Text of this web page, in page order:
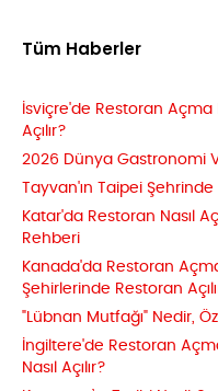
Tüm Haberler
İsviçre'de Restoran Açma
Açılır?
2026 Dünya Gastronomi
Tayvan'ın Taipei Şehrinde
Katar'da Restoran Nasıl
Rehberi
Kanada'da Restoran
Şehirlerinde Restoran
"Lübnan Mutfağı" Nedir,
İngiltere'de Restoran
Nasıl Açılır?